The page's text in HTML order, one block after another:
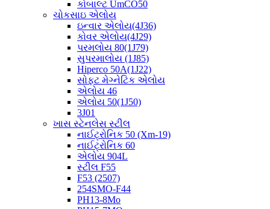
કોબાલ્ટ UmCO50
ચોકસાઇ એલોય
ઇન્વાર એલોય(4J36)
કોવર એલોય(4J29)
પરમલોય 80(1J79)
સુપરમાલોય (1J85)
Hiperco 50A(1J22)
સોફ્ટ મેગ્નેટિક એલોય
એલોય 46
એલોય 50(1J50)
3J01
ખાસ સ્ટેનલેસ સ્ટીલ
નાઈટ્રોનિક 50 (Xm-19)
નાઈટ્રોનિક 60
એલોય 904L
સ્ટીલ F55
F53 (2507)
254SMO-F44
PH13-8Mo